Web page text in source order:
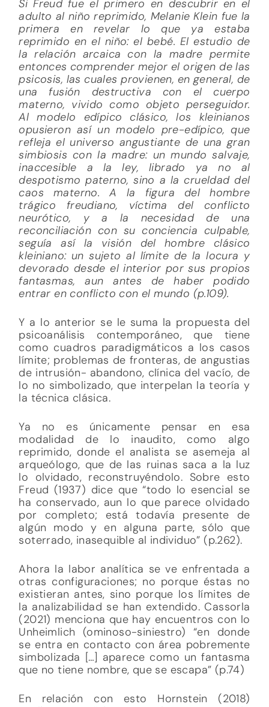
Si Freud fue el primero en descubrir en el
adulto al niño reprimido, Melanie Klein fue la
primera en revelar lo que ya estaba
reprimido en el niño: el bebé. El estudio de
la relación arcaica con la madre permite
entonces comprender mejor el origen de las
psicosis, las cuales provienen, en general, de
una fusión destructiva con el cuerpo
materno, vivido como objeto perseguidor.
Al modelo edípico clásico, los kleinianos
opusieron así un modelo pre-edípico, que
refleja el universo angustiante de una gran
simbiosis con la madre: un mundo salvaje,
inaccesible a la ley, librado ya no al
despotismo paterno, sino a la crueldad del
caos materno. A la figura del hombre
trágico freudiano, víctima del conflicto
neurótico, y a la necesidad de una
reconciliación con su conciencia culpable,
seguía así la visión del hombre clásico
kleiniano: un sujeto al límite de la locura y
devorado desde el interior por sus propios
fantasmas, aun antes de haber podido
entrar en conflicto con el mundo (p.109).
Y a lo anterior se le suma la propuesta del
psicoanálisis contemporáneo, que tiene
como cuadros paradigmáticos a los casos
límite; problemas de fronteras, de angustias
de intrusión- abandono, clínica del vacío, de
lo no simbolizado, que interpelan la teoría y
la técnica clásica.
Ya no es únicamente pensar en esa
modalidad de lo inaudito, como algo
reprimido, donde el analista se asemeja al
arqueólogo, que de las ruinas saca a la luz
lo olvidado, reconstruyéndolo. Sobre esto
Freud (1937) dice que “todo lo esencial se
ha conservado, aun lo que parece olvidado
por completo; está todavía presente de
algún modo y en alguna parte, sólo que
soterrado, inasequible al individuo” (p.262).
Ahora la labor analítica se ve enfrentada a
otras configuraciones; no porque éstas no
existieran antes, sino porque los límites de
la analizabilidad se han extendido. Cassorla
(2021) menciona que hay encuentros con lo
Unheimlich (ominoso-siniestro) “en donde
se entra en contacto con área pobremente
simbolizada […] aparece como un fantasma
que no tiene nombre, que se escapa” (p.74)
En relación con esto Hornstein (2018)